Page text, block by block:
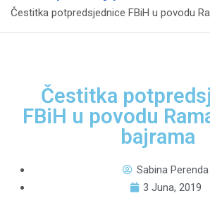
Čestitka potpredsjednice FBiH u povodu
Čestitka
FBiH u povodu
bajrama
Sabina Perenda
3 Juna, 2019